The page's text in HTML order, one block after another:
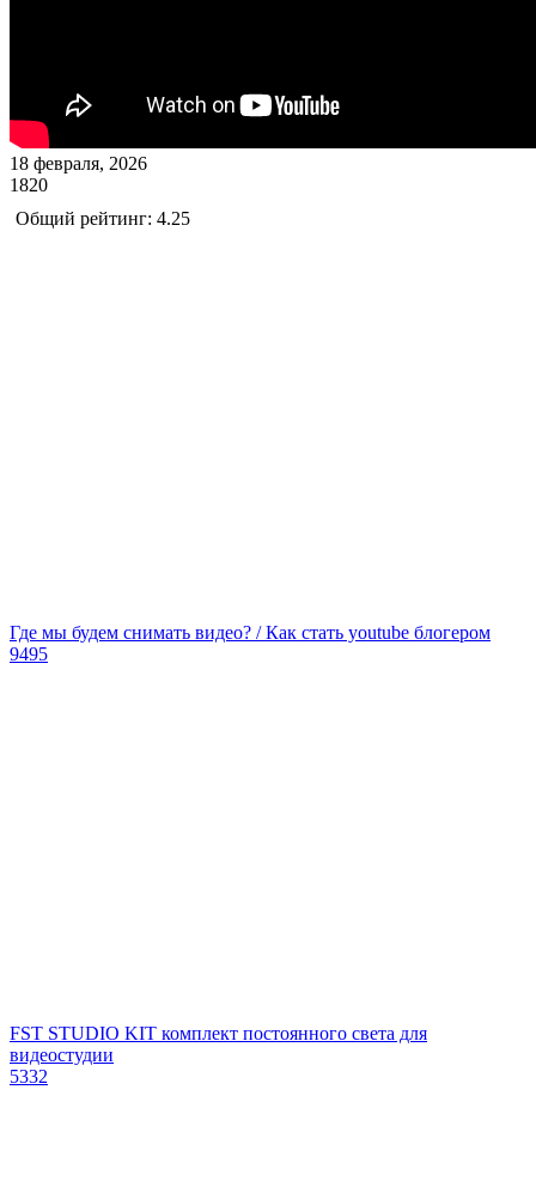
18 февраля, 2026
1820
Общий рейтинг: 4.25
Где мы будем снимать видео? / Как стать youtube блогером
9495
FST STUDIO KIT комплект постоянного света для
видеостудии
5332